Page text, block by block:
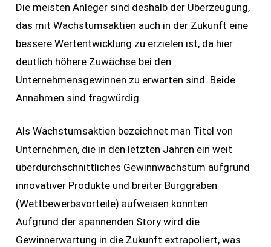
Die meisten Anleger sind deshalb der Überzeugung,
das mit Wachstumsaktien auch in der Zukunft eine
bessere Wertentwicklung zu erzielen ist, da hier
deutlich höhere Zuwächse bei den
Unternehmensgewinnen zu erwarten sind. Beide
Annahmen sind fragwürdig.
Als Wachstumsaktien bezeichnet man Titel von
Unternehmen, die in den letzten Jahren ein weit
überdurchschnittliches Gewinnwachstum aufgrund
innovativer Produkte und breiter Burggräben
(Wettbewerbsvorteile) aufweisen konnten.
Aufgrund der spannenden Story wird die
Gewinnerwartung in die Zukunft extrapoliert, was